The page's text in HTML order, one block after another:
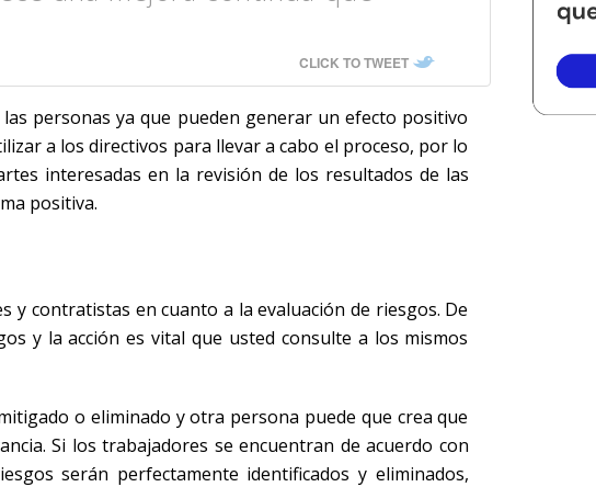
CLICK TO TWEET
personas ya que pueden generar un efecto positivo
a los directivos para llevar a cabo el proceso, por lo
interesadas en la revisión de los resultados de las
positiva.
contratistas en cuanto a la evaluación de riesgos. De
y la acción es vital que usted consulte a los mismos
o eliminado y otra persona puede que crea que
Si los trabajadores se encuentran de acuerdo con
serán perfectamente identificados y eliminados,